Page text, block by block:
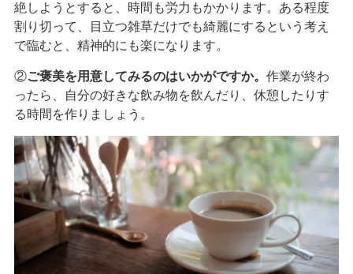
絶しようとすると、時間も労力もかかります。ある程度
割り切って、目立つ雑草だけでも綺麗にするという考え
で臨むと、精神的にも楽になります。
②ご褒美を用意してみるのはいかがですか。 作業が終わ
ったら、自分の好きな飲み物を飲んだり、休憩したりす
る時間を作りましょう。